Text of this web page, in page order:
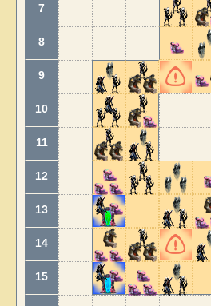
7
8
9
10
11
12
13
14
15